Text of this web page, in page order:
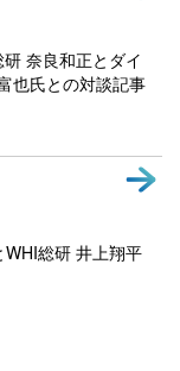
奈良和正とダイ
也氏との対談記事
総研 井上翔平